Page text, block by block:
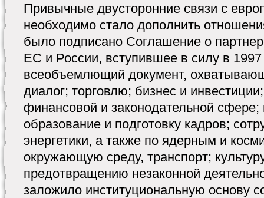
Привычные двусторонние связи с
необходимо стало дополнить
было подписано Соглашение о
ЕС и России, вступившее в силу в 1997
всеобъемлющий документ,
диалог; торговлю; бизнес и
финансовой и законодательной сфере;
образование и подготовку кадров;
энергетики, а также по ядерным и
окружающую среду, транспорт;
предотвращению незаконной
заложило институциональную основу